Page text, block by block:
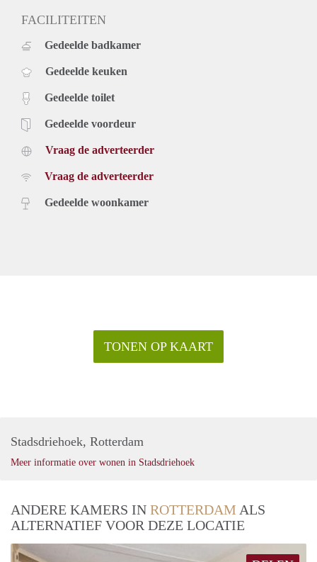
FACILITEITEN
Gedeelde badkamer
Gedeelde keuken
Gedeelde toilet
Gedeelde voordeur
Vraag de adverteerder
Vraag de adverteerder
Gedeelde woonkamer
TONEN OP KAART
Stadsdriehoek, Rotterdam
Meer informatie over wonen in Stadsdriehoek
ANDERE KAMERS IN ROTTERDAM ALS
ALTERNATIEF VOOR DEZE LOCATIE